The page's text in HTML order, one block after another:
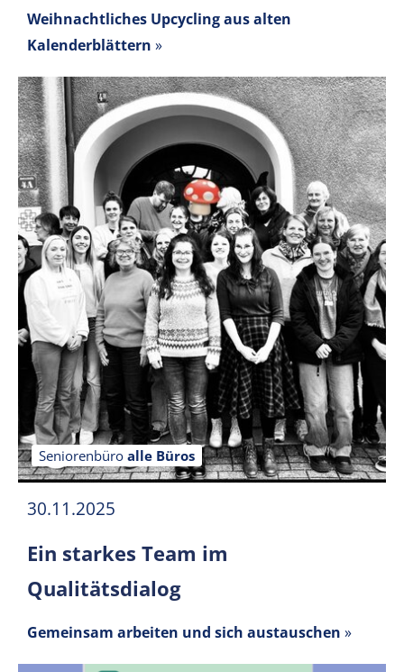
Weihnachtliches Upcycling aus alten
Kalenderblättern »
Seniorenbüro alle Büros
30.11.2025
Ein starkes Team im
Qualitätsdialog
Gemeinsam arbeiten und sich austauschen »